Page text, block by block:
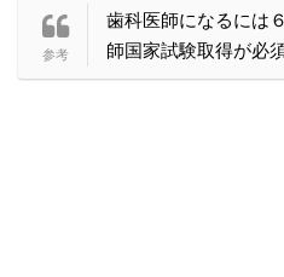
歯科医師になるには
師国家試験取得が必須